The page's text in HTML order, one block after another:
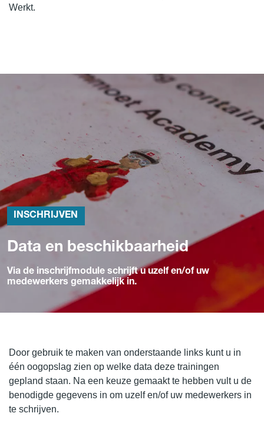
Werkt.
INSCHRIJVEN
Data en beschikbaarheid
Via de inschrijfmodule schrijft u uzelf en/of uw
medewerkers gemakkelijk in.
Door gebruik te maken van onderstaande links kunt u in
één oogopslag zien op welke data deze trainingen
gepland staan. Na een keuze gemaakt te hebben vult u de
benodigde gegevens in om uzelf en/of uw medewerkers in
te schrijven.